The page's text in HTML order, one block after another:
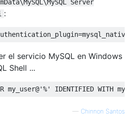
Server
:
el servicio MySQL en Windows
Shell ...
my_user@'%' IDENTIFIED WITH
— Chinnon Santos